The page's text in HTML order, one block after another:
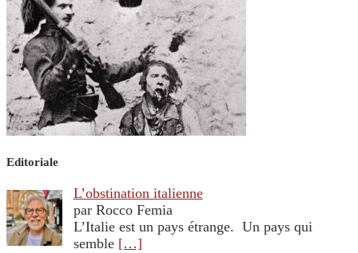
Editoriale
L’obstination italienne
par Rocco Femia
L’Italie est un pays étrange. Un pays qui
semble […]